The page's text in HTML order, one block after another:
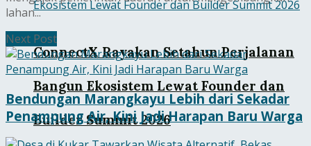
ConnectX Rayakan Setahun Perjalanan
Bangun Ekosistem Lewat Founder dan
Builder Summit 2026
lahan...
Next Post
Bendungan Marangkayu Lebih dari Sekadar
Penampung Air, Kini Jadi Harapan Baru Warga